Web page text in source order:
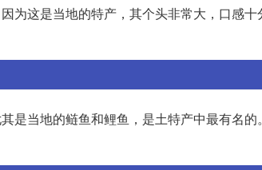
为这是当地的特产，其个头非常大，口感
是当地的鲢鱼和鲤鱼，是土特产中最有名